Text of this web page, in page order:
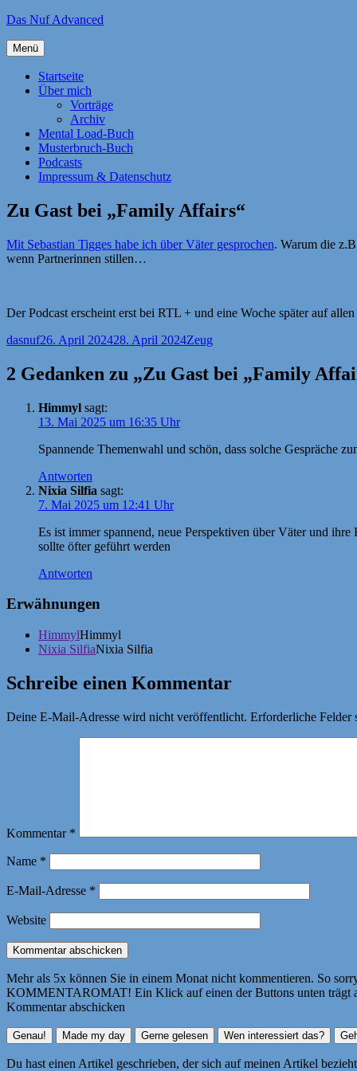
Zum
springen
Das Nuf Advanced
Menü
Startseite
Über mich
Vorträge
Archiv
Mental Load-Buch
Musterbruch-Buch
Podcasts
Impressum & Datenschutz
Zu Gast bei „Family Affairs“
Mit Sebastian Tigges habe ich über Väter gesprochen. Warum die
wenn Partnerinnen stillen…
Der Podcast erscheint erst bei RTL + und eine Woche später auf
Autor
dasnufVeröffentlicht
26. April 202428. April 2024Kategorien
Zeug
2 Gedanken zu „Zu Gast bei „Family
Himmyl sagt:
13. Mai 2025 um 16:35 Uhr
Spannende Themenwahl und schön, dass solche Gespräche
Antworten
Nixia Silfia sagt:
7. Mai 2025 um 12:41 Uhr
Es ist immer spannend, neue Perspektiven über Väter und
sollte öfter geführt werden
Antworten
Erwähnungen
HimmylHimmyl
Nixia SilfiaNixia Silfia
Schreibe einen Kommentar
Deine E-Mail-Adresse wird nicht veröffentlicht. Erforderliche Felder
Kommentar *
Name *
E-Mail-Adresse *
Website
Mehr als 5x können Sie in einem Monat nicht kommentieren. So
KOMMENTAROMAT! Ein Klick auf einen der Buttons unten trägt
Kommentar abschicken
Du hast einen Artikel geschrieben, der sich auf meinen Artikel